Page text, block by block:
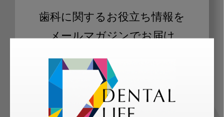
歯科に関するお役立ち情報を
メールマガジンでお届け
ご登録いただいた職種（歯科医師、歯
科衛生士、歯科技工士）に合わせた内